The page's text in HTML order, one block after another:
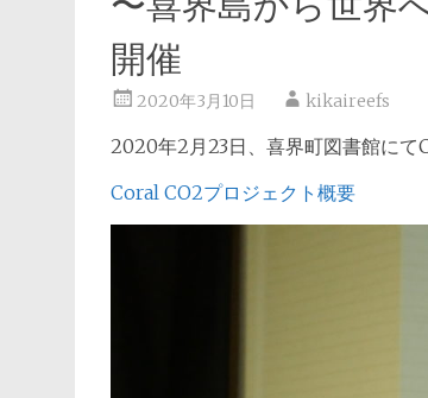
開催
2020年3月10日 kikaireefs
2020年2月23日、喜界町図書館にて
Coral CO2プロジェクト概要